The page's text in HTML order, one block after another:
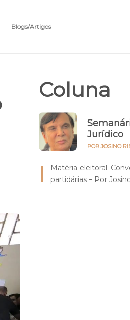
Blogs/Artigos
Coluna
Jurídico
POR JOSINO
Matéria eleitoral.
partidárias – Por